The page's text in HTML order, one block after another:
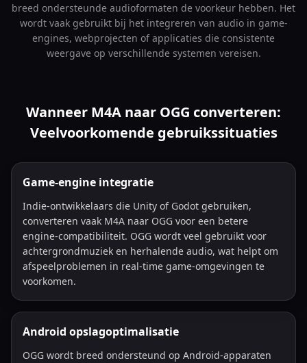
breed ondersteunde audioformaten de voorkeur hebben. Het
wordt vaak gebruikt bij het integreren van audio in game-
engines, webprojecten of applicaties die consistente
weergave op verschillende systemen vereisen.
Wanneer M4A naar OGG converteren:
Veelvoorkomende gebruikssituaties
Game-engine integratie
Indie-ontwikkelaars die Unity of Godot gebruiken,
converteren vaak M4A naar OGG voor een betere
engine-compatibiliteit. OGG wordt veel gebruikt voor
achtergrondmuziek en herhalende audio, wat helpt om
afspeelproblemen in real-time game-omgevingen te
voorkomen.
Android opslagoptimalisatie
OGG wordt breed ondersteund op Android-apparaten